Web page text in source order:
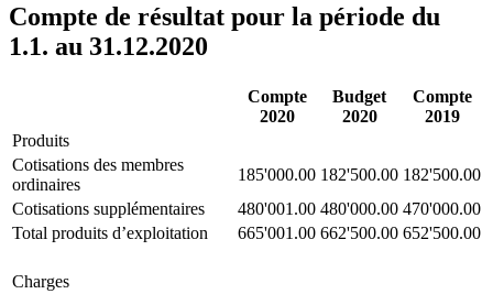
Compte de résultat pour la période du
1.1. au 31.12.2020
Compte
2020
Budget
2020
Compte
2019
Produits
Cotisations des membres
ordinaires
185'000.00 182'500.00 182'500.00
Cotisations supplémentaires
480'001.00 480'000.00 470'000.00
Total produits d’exploitation
665'001.00 662'500.00 652'500.00
Charges